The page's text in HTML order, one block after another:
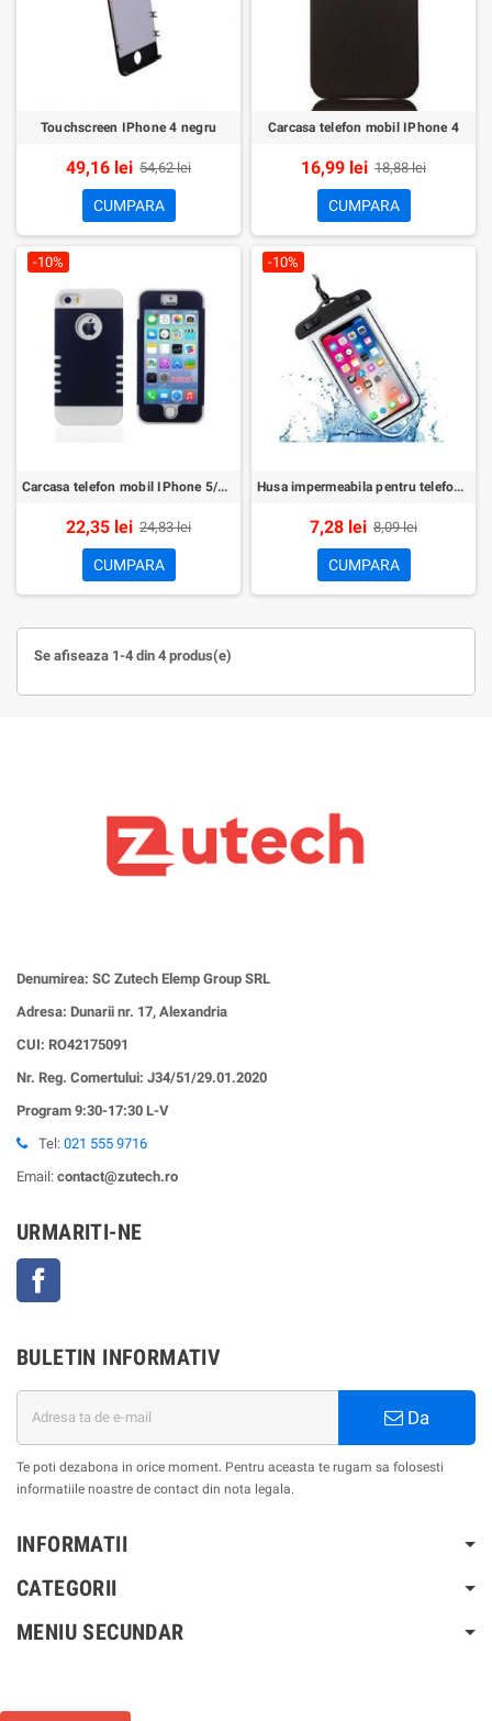
Touchscreen IPhone 4 negru
49,16 lei 54,62 lei
CUMPARA
Carcasa telefon mobil IPhone 4
16,99 lei 18,88 lei
CUMPARA
-10%
Carcasa telefon mobil IPhone 5/5S/5C
22,35 lei 24,83 lei
CUMPARA
-10%
Husa impermeabila pentru telefon 6inch
7,28 lei 8,09 lei
CUMPARA
Se afiseaza 1-4 din 4 produs(e)
Denumirea: SC Zutech Elemp Group SRL
Adresa: Dunarii nr. 17, Alexandria
CUI: RO42175091
Nr. Reg. Comertului: J34/51/29.01.2020
Program 9:30-17:30 L-V
Tel: 021 555 9716
Email: contact@zutech.ro
URMARITI-NE
BULETIN INFORMATIV
Da
Te poti dezabona in orice moment. Pentru aceasta te rugam sa folosesti
informatiile noastre de contact din nota legala.
INFORMATII
CATEGORII
MENIU SECUNDAR